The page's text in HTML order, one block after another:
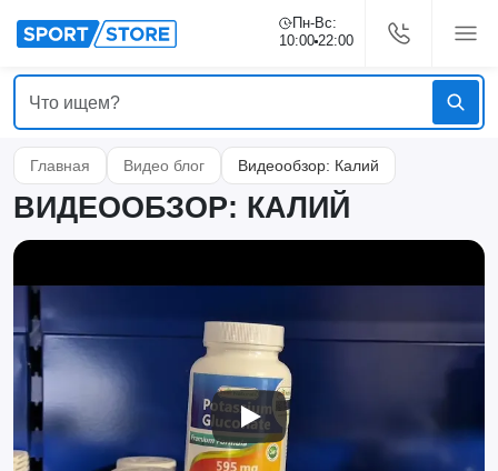
Пн-Вс:
10:00 22:00
Главная Видео блог Видеообзор: Калий
ВИДЕООБЗОР: КАЛИЙ